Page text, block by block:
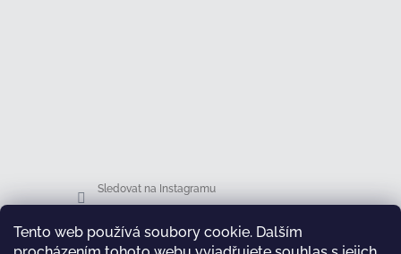
Tento web používá soubory cookie. Dalším
Sledovat na Instagramu
Facebook